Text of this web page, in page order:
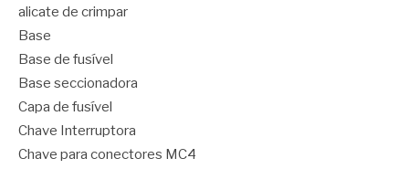
alicate de crimpar
Base
Base de fusível
Base seccionadora
Capa de fusível
Chave Interruptora
Chave para conectores MC4